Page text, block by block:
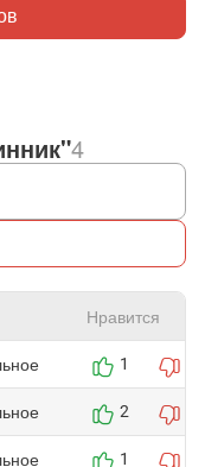
4
Нравится
1
2
1